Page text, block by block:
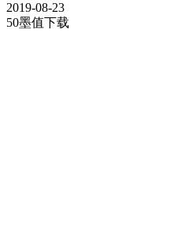
2019-08-23
50墨值下载